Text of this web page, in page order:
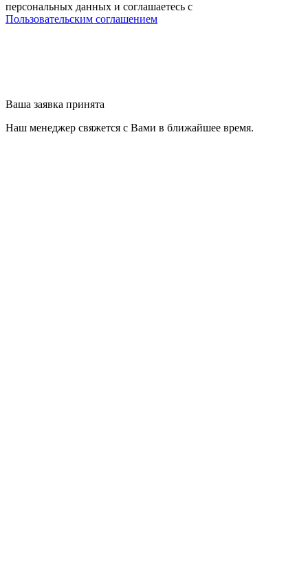
персональных данных и соглашаетесь с
Пользовательским соглашением
Ваша заявка принята
Наш менеджер свяжется с Вами в ближайшее время.